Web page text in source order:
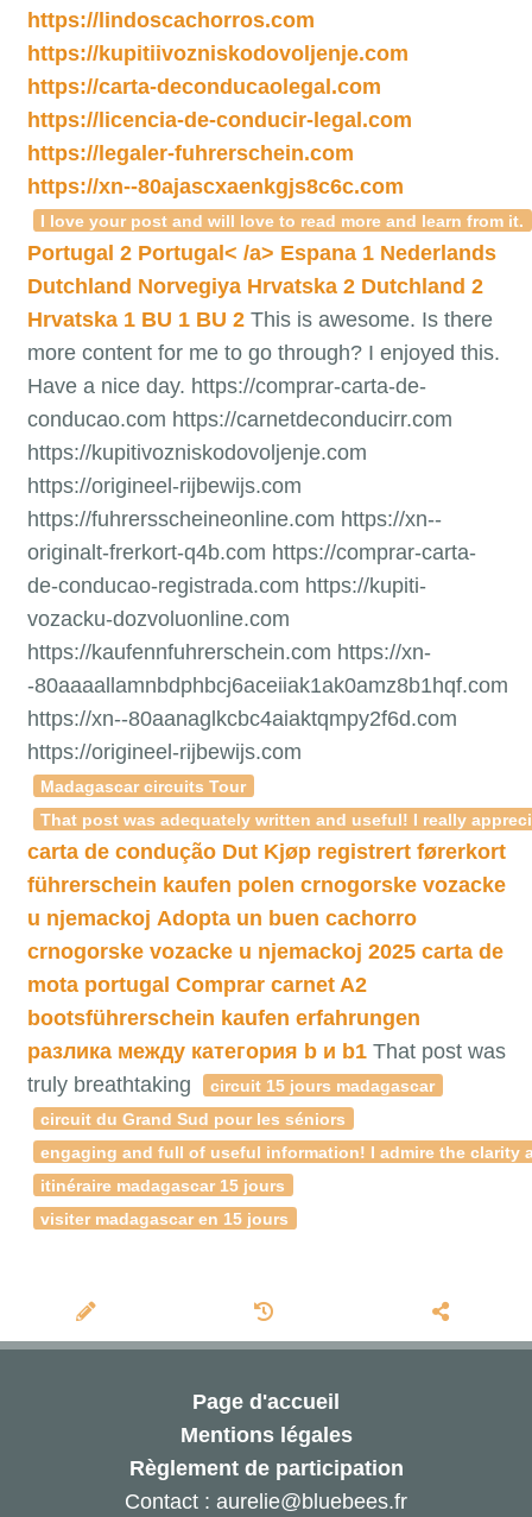
https://lindoscachorros.com
https://kupitiivozniskodovoljenje.com
https://carta-deconducaolegal.com
https://licencia-de-conducir-legal.com
https://legaler-fuhrerschein.com
https://xn--80ajascxaenkgjs8c6c.com
I love your post and will love to read more and learn from it.
Portugal 2 Portugal< /a> Espana 1 Nederlands
Dutchland Norvegiya Hrvatska 2 Dutchland 2
Hrvatska 1 BU 1 BU 2This is awesome. Is there
more content for me to go through? I enjoyed this.
Have a nice day. https://comprar-carta-de-
conducao.com https://carnetdeconducirr.com
https://kupitivozniskodovoljenje.com
https://origineel-rijbewijs.com
https://fuhrersscheineonline.com https://xn--
originalt-frerkort-q4b.com https://comprar-carta-
de-conducao-registrada.com https://kupiti-
vozacku-dozvoluonline.com
https://kaufennfuhrerschein.com https://xn-
-80aaaallamnbdphbcj6aceiiak1ak0amz8b1hqf.com
https://xn--80aanaglkcbc4aiaktqmpy2f6d.com
https://origineel-rijbewijs.com
Madagascar circuits Tour
That post was adequately written and useful! I really
carta de condução Dut Kjøp registrert førerkort
führerschein kaufen polen crnogorske vozacke
u njemackoj Adopta un buen cachorro
crnogorske vozacke u njemackoj 2025 carta de
mota portugal Comprar carnet A2
bootsführerschein kaufen erfahrungen
разлика между категория b и b1That post was
truly breathtaking
circuit 15 jours madagascar
circuit du Grand Sud pour les séniors
engaging and full of useful information! I admire the
itinéraire madagascar 15 jours
visiter madagascar en 15 jours
Page d'accueil
Mentions légales
Règlement de participation
Contact : aurelie@bluebees.fr